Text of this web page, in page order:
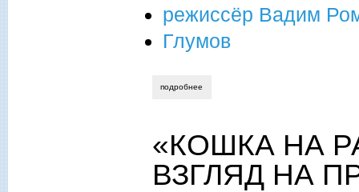
режиссёр Вадим
Глумов
подробнее
«КОШКА НА
ВЗГЛЯД НА